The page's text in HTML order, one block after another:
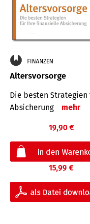
FINANZEN
Altersvorsorge
Die besten
Absicherung
mehr
19,90 €
15,99 €